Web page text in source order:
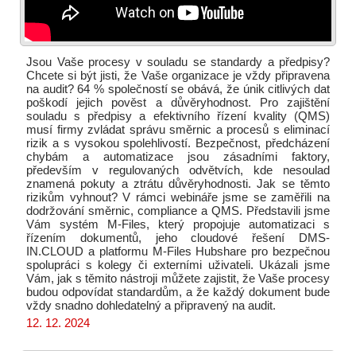
Jsou Vaše procesy v souladu se standardy a předpisy?
Chcete si být jisti, že Vaše organizace je vždy připravena
na audit? 64 % společností se obává, že únik citlivých dat
poškodí jejich pověst a důvěryhodnost. Pro zajištění
souladu s předpisy a efektivního řízení kvality (QMS)
musí firmy zvládat správu směrnic a procesů s eliminací
rizik a s vysokou spolehlivostí. Bezpečnost, předcházení
chybám a automatizace jsou zásadními faktory,
především v regulovaných odvětvích, kde nesoulad
znamená pokuty a ztrátu důvěryhodnosti. Jak se těmto
rizikům vyhnout? V rámci webináře jsme se zaměřili na
dodržování směrnic, compliance a QMS. Představili jsme
Vám systém M-Files, který propojuje automatizaci s
řízením dokumentů, jeho cloudové řešení DMS-
IN.CLOUD a platformu M-Files Hubshare pro bezpečnou
spolupráci s kolegy či externími uživateli. Ukázali jsme
Vám, jak s těmito nástroji můžete zajistit, že Vaše procesy
budou odpovídat standardům, a že každý dokument bude
vždy snadno dohledatelný a připravený na audit.
12. 12. 2024